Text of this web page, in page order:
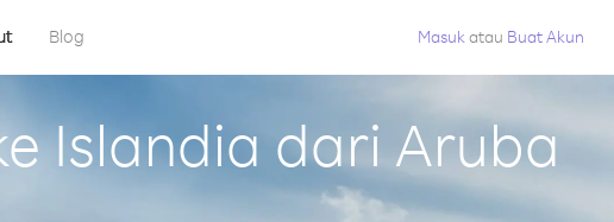
Blog Masuk atau Buat Akun
Islandia dari Aruba